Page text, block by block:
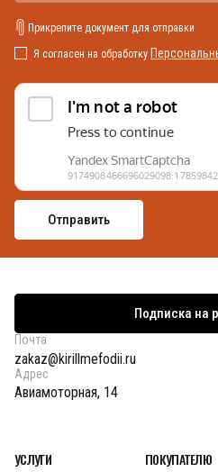
Прикрепите документ для отправки
Я согласен на обработку
Подписка на
Почта
zakaz@kirillmefodii.ru
Адрес
Авиамоторная, 14
УСЛУГИ ПОКУПАТЕЛЮ